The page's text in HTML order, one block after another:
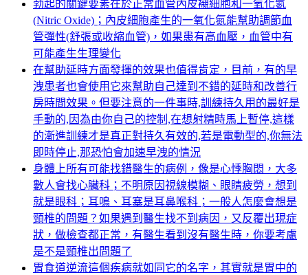
勃起的關鍵要素在於正常血管內皮襯細胞和一氧化氮
(Nitric Oxide)；內皮細胞產生的一氧化氮能幫助調節血
管彈性(舒張或收縮血管)，如果患有高血壓，血管中有
可能產生生理變化
在幫助延時方面發揮的效果也值得肯定，目前，有的早
洩患者也會使用它來幫助自己達到不錯的延時和改善行
房時間效果。但要注意的一件事時,訓練持久用的最好是
手動的,因為由你自己的控制,在想射精時馬上暫停,這樣
的漸進訓練才是真正對持久有效的,若是電動型的,你無法
即時停止,那恐怕會加速早洩的情況
身體上所有可能找錯醫生的病例，像是心悸胸悶，大多
數人會找心臟科；不明原因視線模糊、眼睛疲勞，想到
就是眼科；耳鳴、耳塞是耳鼻喉科；一般人怎麼會想是
頸椎的問題？如果遇到醫生找不到病因，又反覆出現症
狀，做檢查都正常，有醫生看到沒有醫生時，你要考慮
是不是頸椎出問題了
胃食道逆流這個疾病就如同它的名字，其實就是胃中的